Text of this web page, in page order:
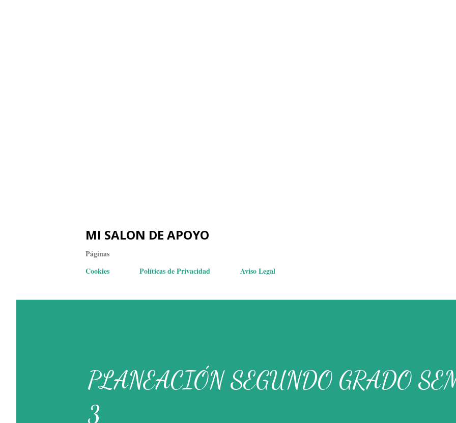
MI SALON DE APOYO
Páginas
Cookies
Políticas de Privacidad Aviso Legal
PLANEACIÓN SEGUNDO GRADO
3